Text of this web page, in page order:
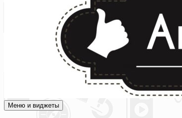
Академия СОВА
Подготовка к ЕГЭ, ОГЭ, ВПР, МЦКО, СтатГрад,
Меню и виджеты